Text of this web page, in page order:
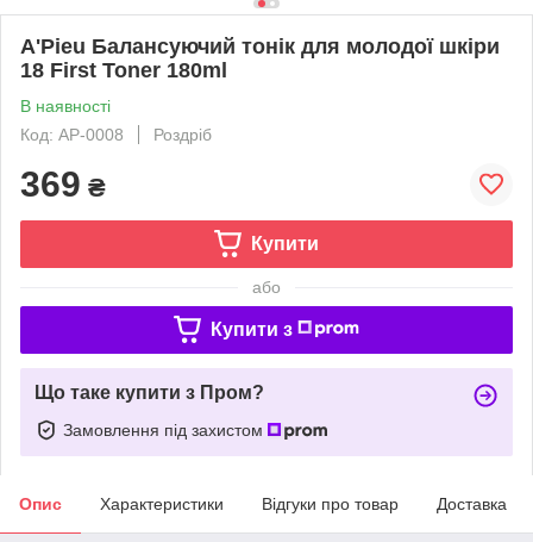
A'Pieu Балансуючий тонік для молодої шкіри
18 First Toner 180ml
В наявності
Код: AP-0008
Роздріб
369 ₴
Купити
або
Купити з
Що таке купити з Пром?
Замовлення під захистом
Опис Характеристики Відгуки про товар Доставка